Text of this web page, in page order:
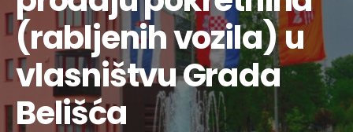
(rabljenih vozila) u
vlasništvu Grada
Belišća